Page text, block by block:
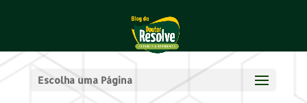
Escolha uma Página